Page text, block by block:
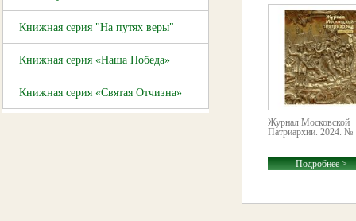
Книжная серия "На путях веры"
Книжная серия «Наша Победа»
Книжная серия «Святая Отчизна»
Журнал Московской
Патриархии. 2024. №
Подробнее >